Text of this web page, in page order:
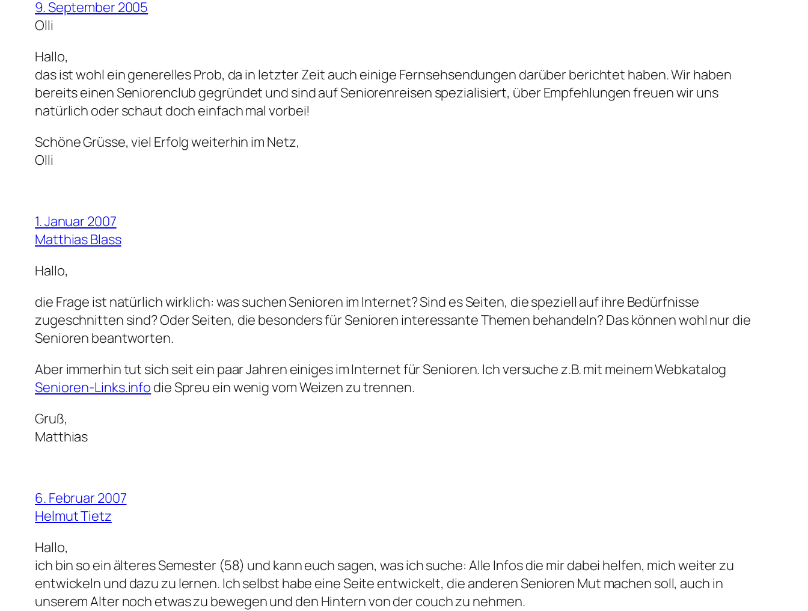
9. September 2005
Olli
Hallo,
das ist wohl ein generelles Prob, da in letzter Zeit auch einige Fernsehsendungen darüber berichtet haben. Wir haben
bereits einen Seniorenclub gegründet und sind auf Seniorenreisen spezialisiert, über Empfehlungen freuen wir uns
natürlich oder schaut doch einfach mal vorbei!
Schöne Grüsse, viel Erfolg weiterhin im Netz,
Olli
1. Januar 2007
Matthias Blass
Hallo,
die Frage ist natürlich wirklich: was suchen Senioren im Internet? Sind es Seiten, die speziell auf ihre Bedürfnisse
zugeschnitten sind? Oder Seiten, die besonders für Senioren interessante Themen behandeln? Das können wohl nur die
Senioren beantworten.
Aber immerhin tut sich seit ein paar Jahren einiges im Internet für Senioren. Ich versuche z.B. mit meinem Webkatalog
Senioren-Links.info die Spreu ein wenig vom Weizen zu trennen.
Gruß,
Matthias
6. Februar 2007
Helmut Tietz
Hallo,
ich bin so ein älteres Semester (58) und kann euch sagen, was ich suche: Alle Infos die mir dabei helfen, mich weiter zu
entwickeln und dazu zu lernen. Ich selbst habe eine Seite entwickelt, die anderen Senioren Mut machen soll, auch in
unserem Alter noch etwas zu bewegen und den Hintern von der couch zu nehmen.